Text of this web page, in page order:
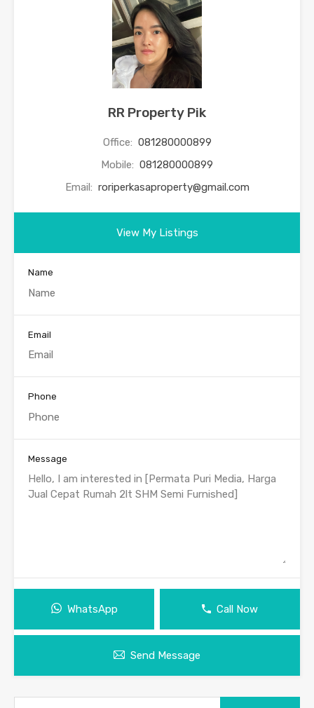
RR Property Pik
Office: 081280000899
Mobile: 081280000899
Email: roriperkasaproperty@gmail.com
View My Listings
Name
Email
Phone
Message
WhatsApp Call Now
Send Message